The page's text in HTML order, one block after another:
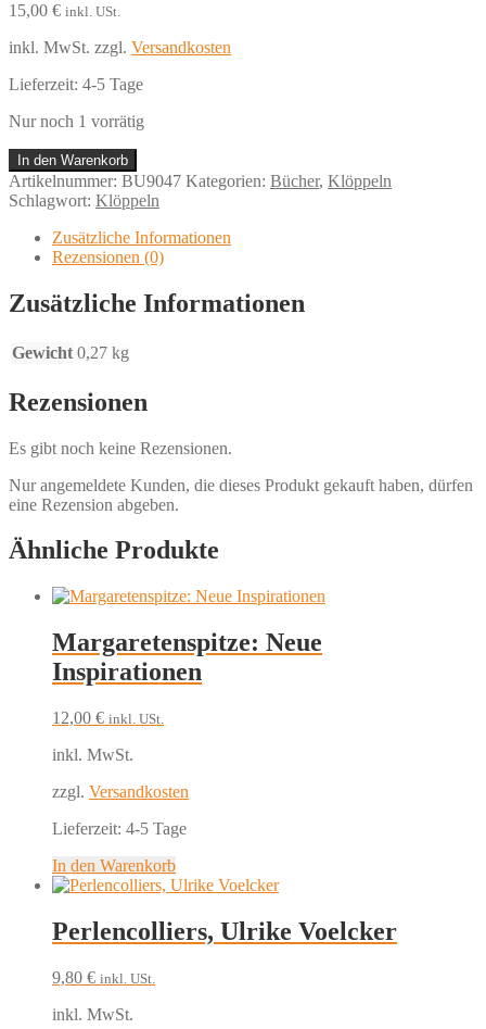
15,00 € inkl. USt.
inkl. MwSt. zzgl. Versandkosten
Lieferzeit: 4-5 Tage
Nur noch 1 vorrätig
Basic
course
Nadelspitze
Bellomo
Menge
In den Warenkorb
Artikelnummer: BU9047 Kategorien: Bücher, Klöppeln
Schlagwort: Klöppeln
Zusätzliche Informationen
Rezensionen (0)
Zusätzliche Informationen
Gewicht 0,27 kg
Rezensionen
Es gibt noch keine Rezensionen.
Nur angemeldete Kunden, die dieses Produkt gekauft haben, dürfen
eine Rezension abgeben.
Ähnliche Produkte
Margaretenspitze: Neue
Inspirationen
12,00 € inkl. USt.
inkl. MwSt.
zzgl. Versandkosten
Lieferzeit: 4-5 Tage
In den Warenkorb
Perlencolliers, Ulrike Voelcker
9,80 € inkl. USt.
inkl. MwSt.